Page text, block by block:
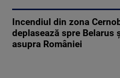
Incendiul din zona
deplasează spre Belarus
asupra României